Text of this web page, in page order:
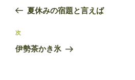
ビ
ゲ
の
稿
夏休みの宿題と言えば
次
の
次
伊勢茶かき氷